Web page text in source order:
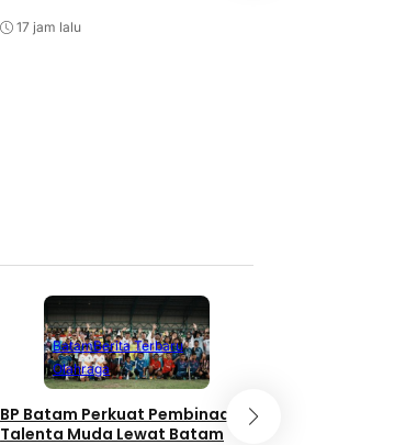
17 jam lalu
BatamBerita Terbaru
Olahraga
BP Batam Perkuat Pembinaan
Talenta Muda Lewat Batam